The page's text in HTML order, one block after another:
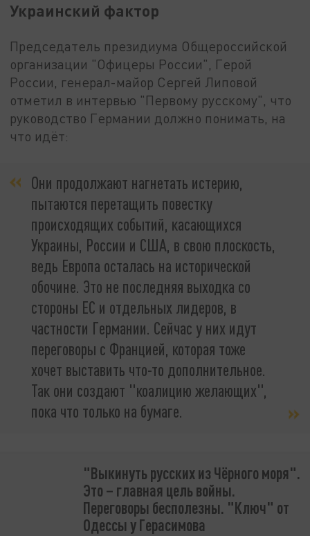
Украинский фактор
Председатель президиума Общероссийской
организации "Офицеры России", Герой
России, генерал-майор Сергей Липовой
отметил в интервью "Первому русскому", что
руководство Германии должно понимать, на
что идёт:
Они продолжают нагнетать истерию,
пытаются перетащить повестку
происходящих событий, касающихся
Украины, России и США, в свою плоскость,
ведь Европа осталась на исторической
обочине. Это не последняя выходка со
стороны ЕС и отдельных лидеров, в
частности Германии. Сейчас у них идут
переговоры с Францией, которая тоже
хочет выставить что-то дополнительное.
Так они создают "коалицию желающих",
пока что только на бумаге.
"Выкинуть русских из Чёрного моря".
Это – главная цель войны.
Переговоры бесполезны. "Ключ" от
Одессы у Герасимова